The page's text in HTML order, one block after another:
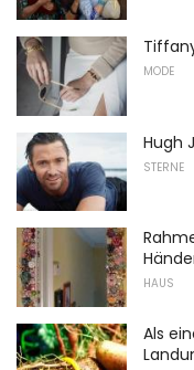
MODE
Hugh
STERNE
HAUS
Als